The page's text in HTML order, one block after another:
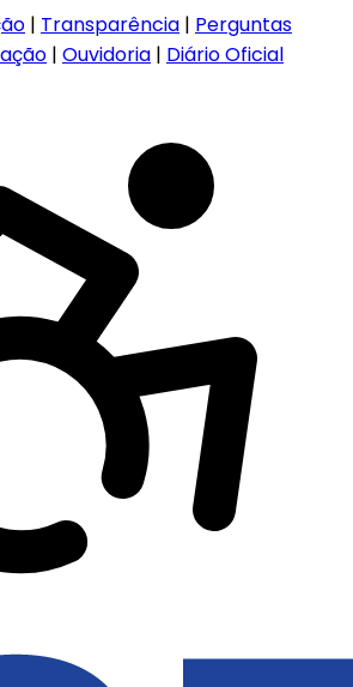
| Transparência | Perguntas
| Ouvidoria | Diário Oficial